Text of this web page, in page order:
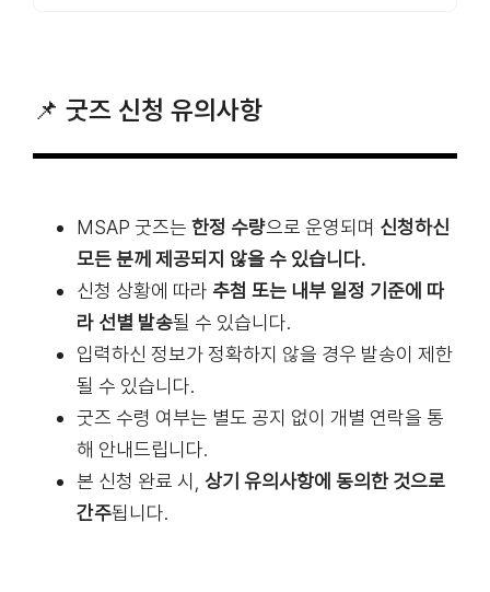
📌 굿즈 신청 유의사항
MSAP 굿즈는 한정 수량으로 운영되며 신청하신
모든 분께 제공되지 않을 수 있습니다.
신청 상황에 따라 추첨 또는 내부 일정 기준에 따
라 선별 발송될 수 있습니다.
입력하신 정보가 정확하지 않을 경우 발송이 제한
될 수 있습니다.
굿즈 수령 여부는 별도 공지 없이 개별 연락을 통
해 안내드립니다.
본 신청 완료 시, 상기 유의사항에 동의한 것으로
간주됩니다.